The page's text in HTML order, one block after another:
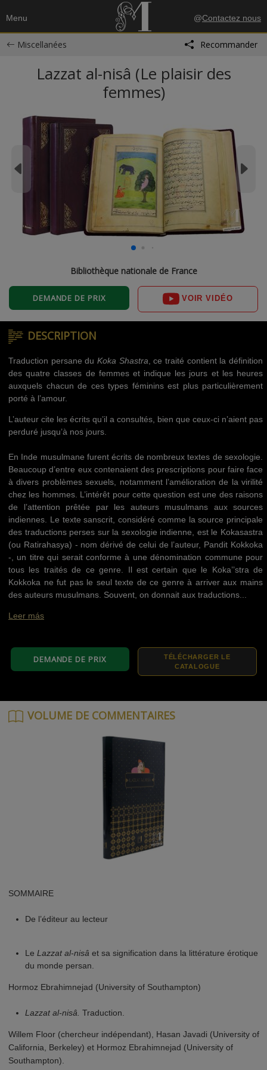
Menu @Contactez nous
Miscellanées Recommander
Lazzat al-nisâ (Le plaisir des
femmes)
Bibliothèque nationale de France
DEMANDE DE PRIX VOIR VIDÉO
DESCRIPTION
Traduction persane du Koka Shastra , ce traité contient la définition
des quatre classes de femmes et indique les jours et les heures
auxquels chacun de ces types féminins est plus particulièrement
porté à l’amour.
L’auteur cite les écrits qu’il a consultés, bien que ceux-ci n’aient pas
perduré jusqu’à nos jours.
En Inde musulmane furent écrits de nombreux textes de sexologie.
Beaucoup d’entre eux contenaient des prescriptions pour faire face
à divers problèmes sexuels, notamment l’amélioration de la virilité
chez les hommes. L’intérêt pour cette question est une des raisons
de l’attention prêtée par les auteurs musulmans aux sources
indiennes. Le texte sanscrit, considéré comme la source principale
des traductions perses sur la sexologie indienne, est le Kokasastra
(ou Ratirahasya) - nom dérivé de celui de l’auteur, Pandit Kokkoka
-, un titre qui serait conforme à une dénomination commune pour
tous les traités de ce genre. Il est certain que le Koka’’stra de
Kokkoka ne fut pas le seul texte de ce genre à arriver aux mains
des auteurs musulmans. Souvent, on donnait aux traductions...
Leer más
DEMANDE DE PRIX
TÉLÉCHARGER LE
CATALOGUE
VOLUME DE COMMENTAIRES
SOMMAIRE
De l’éditeur au lecteur
Le Lazzat al-nisâ et sa signification dans la littérature érotique
du monde persan.
Hormoz Ebrahimnejad (University of Southampton)
Lazzat al-nisâ. Traduction.
Willem Floor (chercheur indépendant), Hasan Javadi (University of
California, Berkeley) et Hormoz Ebrahimnejad (University of
Southampton).